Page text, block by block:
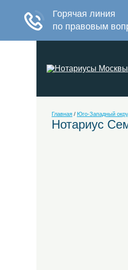
Главная / Юго-Западный
Нотариус